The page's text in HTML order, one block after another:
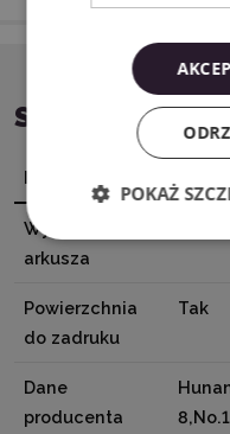
Nazwa
Wymiary
arkusza
Powierzchnia
do zadruku
Tak
Dane
producenta
POKAŻ